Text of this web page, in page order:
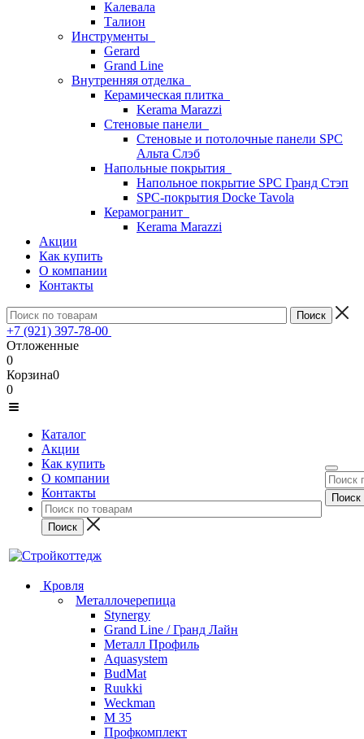
Калевала
Талион
Инструменты
Gerard
Grand Line
Внутренняя отделка
Керамическая плитка
Kerama Marazzi
Стеновые панели
Стеновые и потолочные панели SPC
Альта Слэб
Напольные покрытия
Напольное покрытие SPC Гранд Стэп
SPC-покрытия Docke Tavola
Керамогранит
Kerama Marazzi
Акции
Как купить
О компании
Контакты
+7 (921) 397-78-00
Отложенные
0
Корзина0
0
Каталог
Акции
Как купить
О компании
Контакты
Кровля
Металлочерепица
Stynergy
Grand Line / Гранд Лайн
Металл Профиль
Aquasystem
BudMat
Ruukki
Weckman
М 35
Профкомплект